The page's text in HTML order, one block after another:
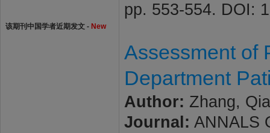
该期刊中国学者近期发文 - New
pp. 553-554. DOI:
Assessment of
Department
Author: Zhang,
Journal: ANNALS